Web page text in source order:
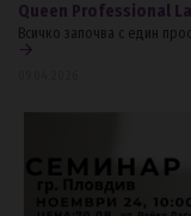
Queen Professional
Всичко започва с един